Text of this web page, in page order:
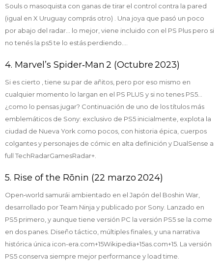
Souls o masoquista con ganas de tirar el control contra la pared
(igual en X Uruguay comprás otro) . Una joya que pasó un poco
por abajo del radar... lo mejor, viene incluido con el PS Plus pero si
no tenés la ps5 te lo estás perdiendo....
4. Marvel’s Spider‑Man 2 (Octubre 2023)
Si es cierto , tiene su par de añitos, pero por eso mismo en
cualquier momento lo largan en el PS PLUS y si no tenes PS5...
¿como lo pensas jugar? Continuación de uno de los títulos más
emblemáticos de Sony: exclusivo de PS5 inicialmente, explota la
ciudad de Nueva York como pocos, con historia épica, cuerpos
colgantes y personajes de cómic en alta definición y DualSense a
full TechRadarGamesRadar+.
5. Rise of the Rōnin (22 marzo 2024)
Open‑world samurái ambientado en el Japón del Boshin War,
desarrollado por Team Ninja y publicado por Sony. Lanzado en
PS5 primero, y aunque tiene versión PC la versión PS5 se la come
en dos panes. Diseño táctico, múltiples finales, y una narrativa
histórica única icon-era.com+15Wikipedia+15as.com+15. La versión
PS5 conserva siempre mejor performance y load time.